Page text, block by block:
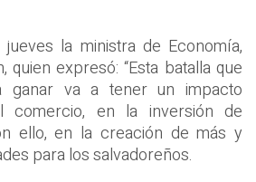
la ministra de Economía,
quien expresó: “Esta batalla que
ganar va a tener un impacto
comercio, en la inversión de
ello, en la creación de más y
para los salvadoreños.